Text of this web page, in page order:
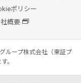
ポリシー
概要
ループ株式会社（東証プ
。